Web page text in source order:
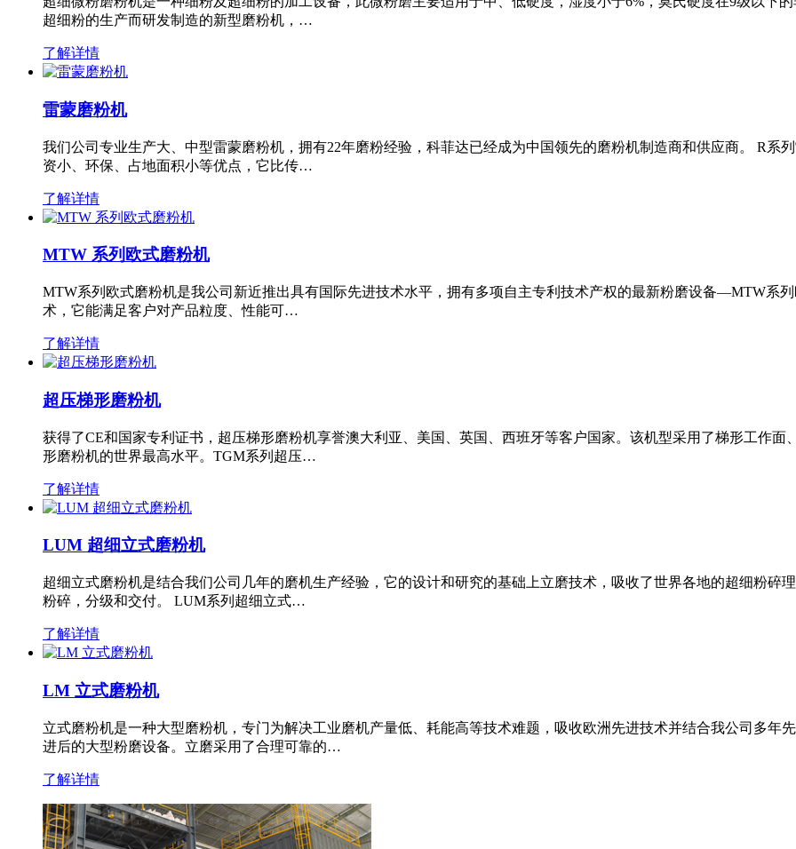
超细粉的生产而研发制造的新型磨粉机，…
了解详情
雷蒙磨粉机
我们公司专业生产大、中型雷蒙磨粉机，拥有22年磨粉经验，科菲达已经成为中国领先的磨粉机制造商和供应商。 R系
资小、环保、占地面积小等优点，它比传…
了解详情
MTW 系列欧式磨粉机
MTW系列欧式磨粉机是我公司新近推出具有国际先进技术水平，拥有多项自主专利技术产权的最新粉磨设备—MTW系
术，它能满足客户对产品粒度、性能可…
了解详情
超压梯形磨粉机
获得了CE和国家专利证书，超压梯形磨粉机享誉澳大利亚、美国、英国、西班牙等客户国家。该机型采用了梯形工作
形磨粉机的世界最高水平。TGM系列超压…
了解详情
LUM 超细立式磨粉机
超细立式磨粉机是结合我们公司几年的磨机生产经验，它的设计和研究的基础上立磨技术，吸收了世界各地的超细粉碎
粉碎，分级和交付。 LUM系列超细立式…
了解详情
LM 立式磨粉机
立式磨粉机是一种大型磨粉机，专门为解决工业磨机产量低、耗能高等技术难题，吸收欧洲先进技术并结合我公司多年
进后的大型粉磨设备。立磨采用了合理可靠的…
了解详情